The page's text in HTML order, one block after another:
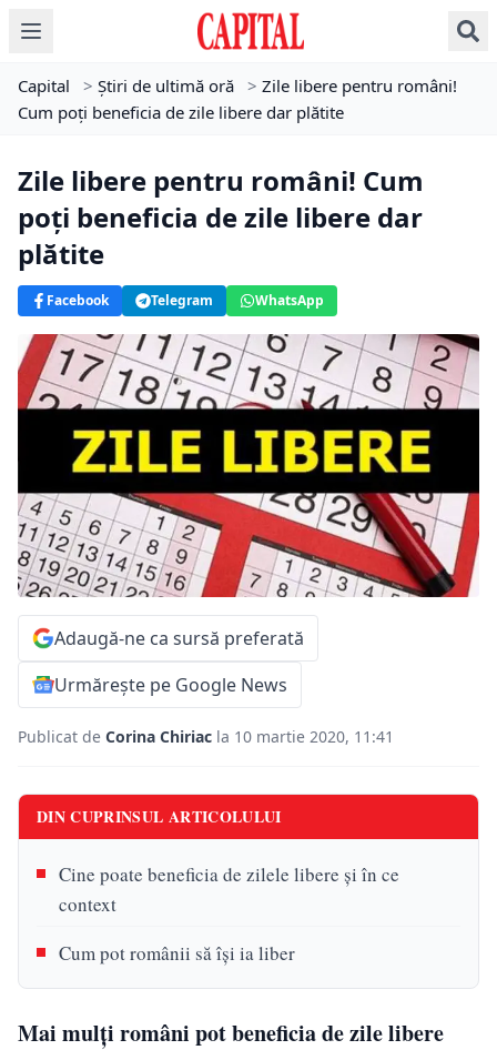
Capital > Știri de ultimă oră > Zile libere pentru români!
Cum poți beneficia de zile libere dar plătite
Zile libere pentru români! Cum
poți beneficia de zile libere dar
plătite
Facebook Telegram WhatsApp
Adaugă-ne ca sursă preferată
Urmărește pe Google News
Publicat de Corina Chiriac la 10 martie 2020, 11:41
DIN CUPRINSUL ARTICOLULUI
Cine poate beneficia de zilele libere și în ce
context
Cum pot românii să își ia liber
Mai mulți români pot beneficia de zile libere